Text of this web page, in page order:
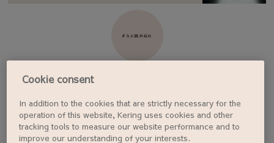
さらに読み込む
ジョブアラートを設定する
Cookie consent
In addition to the cookies that are strictly necessary for the
operation of this website, Kering uses cookies and other
tracking tools to measure our website performance and to
improve our understanding of your interests.